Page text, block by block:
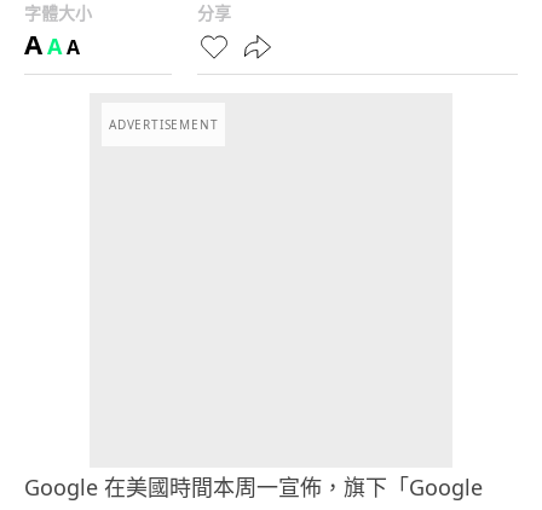
字體大小
AAA
分享
ADVERTISEMENT
Google 在美國時間本周一宣佈，旗下「Google